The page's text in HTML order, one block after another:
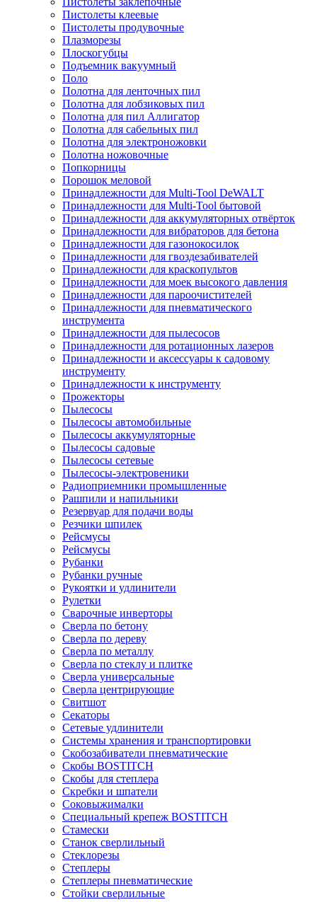
Пистолеты клеевые
Пистолеты продувочные
Плазморезы
Плоскогубцы
Подъемник вакуумный
Поло
Полотна для ленточных пил
Полотна для лобзиковых пил
Полотна для пил Аллигатор
Полотна для сабельных пил
Полотна для электроножовки
Полотна ножовочные
Попкорницы
Порошок меловой
Принадлежности для Multi-Tool DeWALT
Принадлежности для Multi-Tool бытовой
Принадлежности для аккумуляторных отвёрток
Принадлежности для вибраторов для бетона
Принадлежности для газонокосилок
Принадлежности для гвоздезабивателей
Принадлежности для краскопультов
Принадлежности для моек высокого давления
Принадлежности для пароочистителей
Принадлежности для пневматического
инструмента
Принадлежности для пылесосов
Принадлежности для ротационных лазеров
Принадлежности и аксессуары к садовому
инструменту
Принадлежности к инструменту
Прожекторы
Пылесосы
Пылесосы автомобильные
Пылесосы аккумуляторные
Пылесосы садовые
Пылесосы сетевые
Пылесосы-электровеники
Радиоприемники промышленные
Рашпили и напильники
Резервуар для подачи воды
Резчики шпилек
Рейсмусы
Рейсмусы
Рубанки
Рубанки ручные
Рукоятки и удлинители
Рулетки
Сварочные инверторы
Сверла по бетону
Сверла по дереву
Сверла по металлу
Сверла по стеклу и плитке
Сверла универсальные
Сверла центрирующие
Свитшот
Секаторы
Сетевые удлинители
Системы хранения и транспортировки
Скобозабиватели пневматические
Скобы BOSTITCH
Скобы для степлера
Скребки и шпатели
Соковыжималки
Специальный крепеж BOSTITCH
Стамески
Станок сверлильный
Стеклорезы
Степлеры
Степлеры пневматические
Стойки сверлильные